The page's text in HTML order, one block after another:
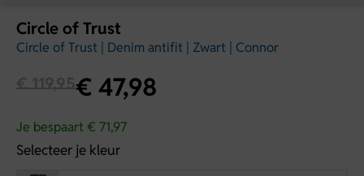
Circle of Trust
Circle of Trust | Denim antifit | Zwart | Connor
€ 47,98
Je bespaart € 71,97
Selecteer je kleur